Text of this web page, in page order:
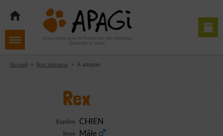
navigation
contenu
Aller
pied
de
Association pour la Protection des Animaux
Grenoble et Isère
Accueil » Nos animaux » À adopter
Rex
Espèce CHIEN
Sexe Mâle